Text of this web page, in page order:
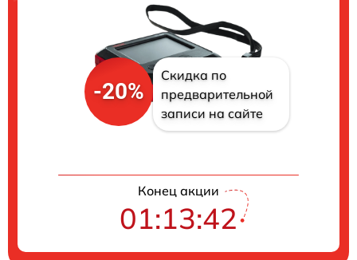
-20%
Скидка по
предварительной
записи на сайте
Конец акции
01:13:41